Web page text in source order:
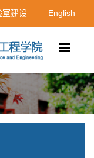
室建设 English